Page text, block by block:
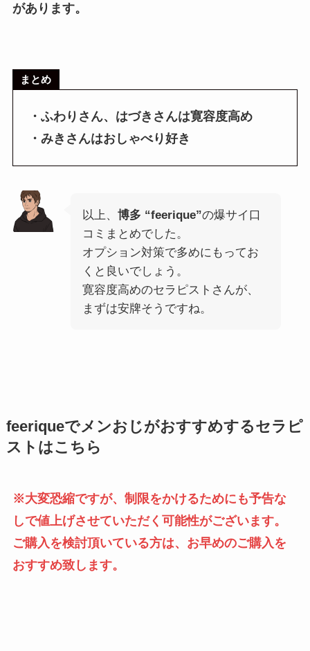
があります。
まとめ
・ふわりさん、はづきさんは寛容度高め
・みきさんはおしゃべり好き
以上、 博多 “feerique”の爆サイ口
コミまとめでした。
オプション対策で多めにもってお
くと良いでしょう。
寛容度高めのセラピストさんが、
まずは安牌そうですね。
feeriqueでメンおじがおすすめするセラピ
ストはこちら
※大変恐縮ですが、制限をかけるためにも予告な
しで値上げさせていただく可能性がございます。
ご購入を検討頂いている方は、お早めのご購入を
おすすめ致します。